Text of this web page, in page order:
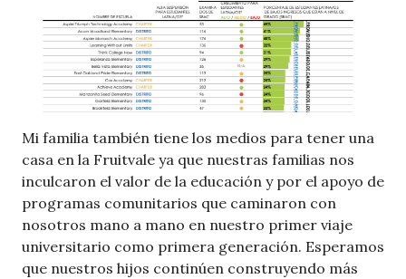
Mi familia también tiene los medios para tener una
casa en la Fruitvale ya que nuestras familias nos
inculcaron el valor de la educación y por el apoyo de
programas comunitarios que caminaron con
nosotros mano a mano en nuestro primer viaje
universitario como primera generación. Esperamos
que nuestros hijos continúen construyendo más